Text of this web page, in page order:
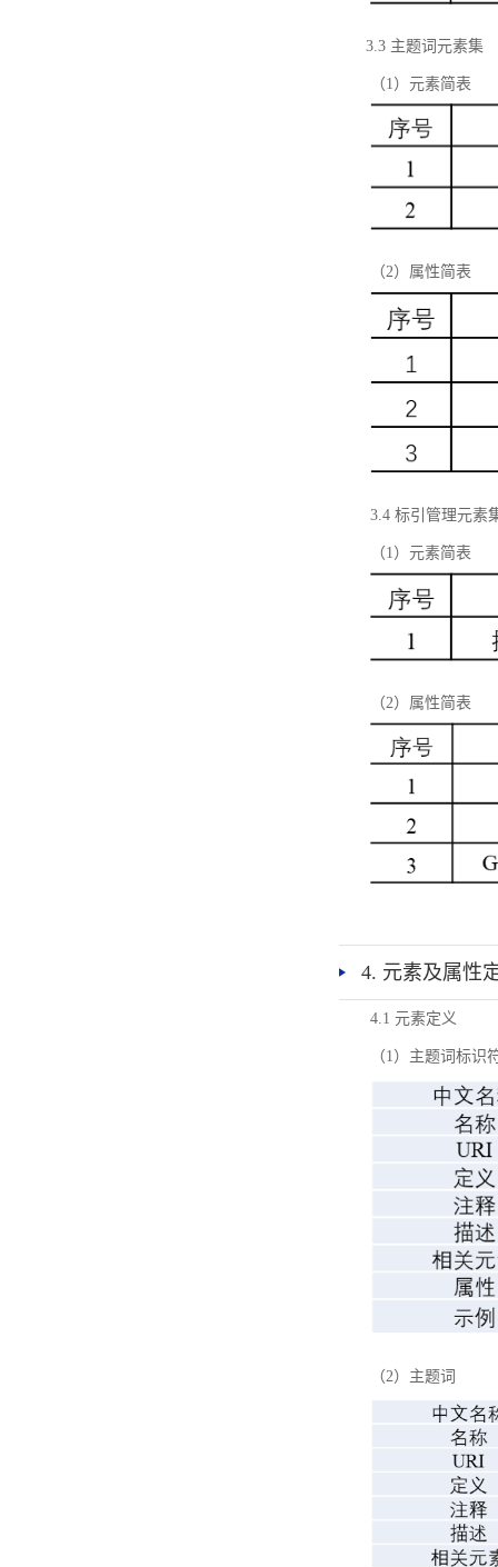
3.3 主题词元素集
（1）元素简表
（2）属性简表
3.4 标引管理元素
（1）元素简表
（2）属性简表
4. 元素及属性
4.1 元素定义
（1）主题词标识
（2）主题词